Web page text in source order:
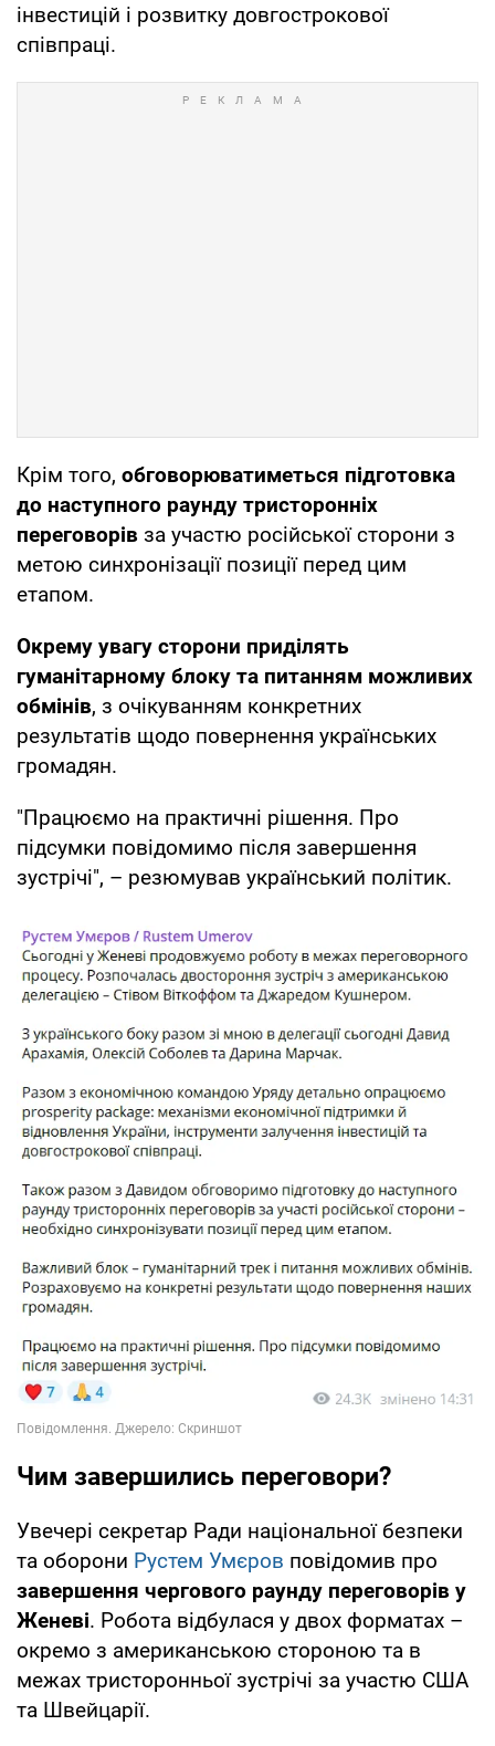
інвестицій і розвитку довгострокової
співпраці.
Крім того, обговорюватиметься підготовка
до наступного раунду тристоронніх
переговорів за участю російської сторони з
метою синхронізації позиції перед цим
етапом.
Окрему увагу сторони приділять
гуманітарному блоку та питанням можливих
обмінів, з очікуванням конкретних
результатів щодо повернення українських
громадян.
"Працюємо на практичні рішення. Про
підсумки повідомимо після завершення
зустрічі", – резюмував український політик.
Чим завершились переговори?
Увечері секретар Ради національної безпеки
та оборони Рустем Умєров повідомив про
завершення чергового раунду переговорів у
Женеві. Робота відбулася у двох форматах –
окремо з американською стороною та в
межах тристоронньої зустрічі за участю США
та Швейцарії.